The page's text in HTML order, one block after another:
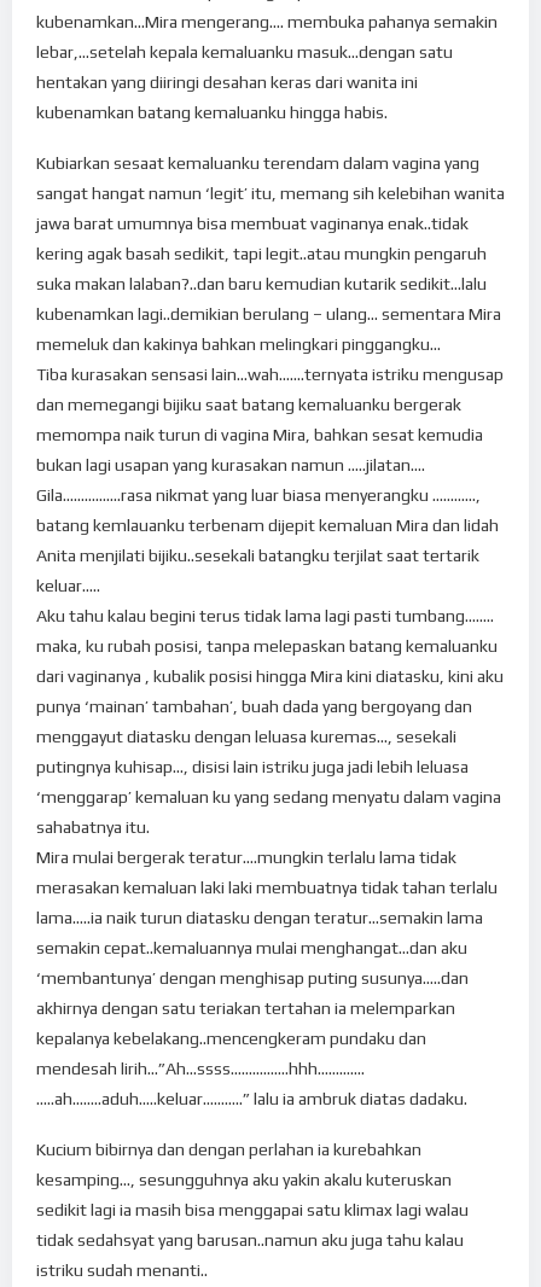
kubenamkan…Mira mengerang…. membuka pahanya semakin
lebar,…setelah kepala kemaluanku masuk…dengan satu
hentakan yang diiringi desahan keras dari wanita ini
kubenamkan batang kemaluanku hingga habis.
Kubiarkan sesaat kemaluanku terendam dalam vagina yang
sangat hangat namun ‘legit’ itu, memang sih kelebihan wanita
jawa barat umumnya bisa membuat vaginanya enak..tidak
kering agak basah sedikit, tapi legit..atau mungkin pengaruh
suka makan lalaban?..dan baru kemudian kutarik sedikit…lalu
kubenamkan lagi..demikian berulang – ulang… sementara Mira
memeluk dan kakinya bahkan melingkari pinggangku…
Tiba kurasakan sensasi lain…wah…….ternyata istriku mengusap
dan memegangi bijiku saat batang kemaluanku bergerak
memompa naik turun di vagina Mira, bahkan sesat kemudia
bukan lagi usapan yang kurasakan namun …..jilatan….
Gila…………….rasa nikmat yang luar biasa menyerangku …………,
batang kemlauanku terbenam dijepit kemaluan Mira dan lidah
Anita menjilati bijiku..sesekali batangku terjilat saat tertarik
keluar…..
Aku tahu kalau begini terus tidak lama lagi pasti tumbang……..
maka, ku rubah posisi, tanpa melepaskan batang kemaluanku
dari vaginanya , kubalik posisi hingga Mira kini diatasku, kini aku
punya ‘mainan’ tambahan’, buah dada yang bergoyang dan
menggayut diatasku dengan leluasa kuremas…, sesekali
putingnya kuhisap…, disisi lain istriku juga jadi lebih leluasa
‘menggarap’ kemaluan ku yang sedang menyatu dalam vagina
sahabatnya itu.
Mira mulai bergerak teratur….mungkin terlalu lama tidak
merasakan kemaluan laki laki membuatnya tidak tahan terlalu
lama…..ia naik turun diatasku dengan teratur…semakin lama
semakin cepat..kemaluannya mulai menghangat…dan aku
‘membantunya’ dengan menghisap puting susunya…..dan
akhirnya dengan satu teriakan tertahan ia melemparkan
kepalanya kebelakang..mencengkeram pundaku dan
mendesah lirih…”Ah…ssss…………….hhh………….
…..ah……..aduh…..keluar………..” lalu ia ambruk diatas dadaku.
Kucium bibirnya dan dengan perlahan ia kurebahkan
kesamping…, sesungguhnya aku yakin akalu kuteruskan
sedikit lagi ia masih bisa menggapai satu klimax lagi walau
tidak sedahsyat yang barusan..namun aku juga tahu kalau
istriku sudah menanti..